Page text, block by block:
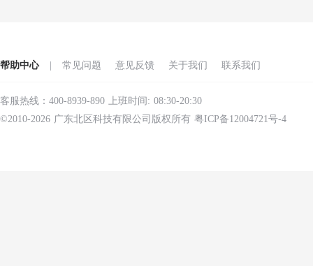
帮助中心 常见问题 意见反馈 关于我们 联系我们
客服热线：400-8939-890 上班时间: 08:30-20:30
©2010-2026 广东北区科技有限公司版权所有 粤ICP备12004721号-4